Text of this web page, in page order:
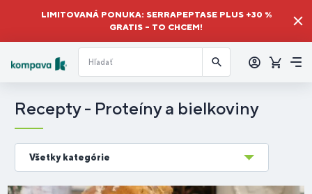
LIMITOVANÁ PONUKA: SERRAPEPTASE PLUS +30 %
GRATIS – TO CHCEM!
sa
Košík
Recepty - Proteíny a bielkoviny
Všetky kategórie